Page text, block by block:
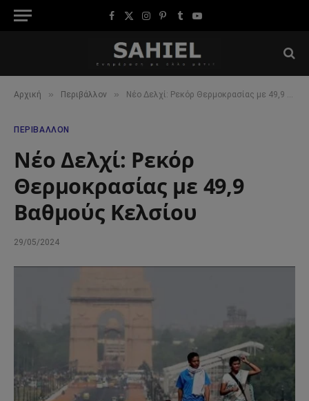
Facebook
X
Instagram
Pinterest
TumblrYouTube
Αρχική » Περιβάλλον » Νέο Δελχί: Ρεκόρ Θερμοκρασίας με 49,9 Βαθμούς Κελσίου
ΠΕΡΙΒΆΛΛΟΝ
Νέο Δελχί: Ρεκόρ
Θερμοκρασίας με 49,9
Βαθμούς Κελσίου
29/05/2024